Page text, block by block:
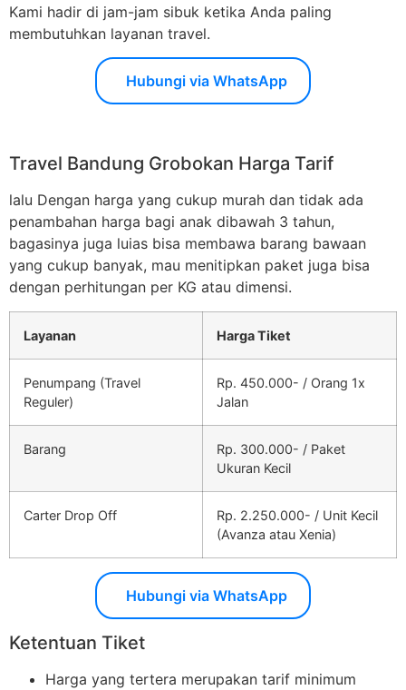
Kami hadir di jam-jam sibuk ketika Anda paling
membutuhkan layanan travel.
Hubungi via WhatsApp
Travel Bandung Grobokan Harga Tarif
lalu Dengan harga yang cukup murah dan tidak ada
penambahan harga bagi anak dibawah 3 tahun,
bagasinya juga luias bisa membawa barang bawaan
yang cukup banyak, mau menitipkan paket juga bisa
dengan perhitungan per KG atau dimensi.
Layanan Harga Tiket
Penumpang (Travel
Reguler)
Rp. 450.000- / Orang 1x
Jalan
Barang
Rp. 300.000- / Paket
Ukuran Kecil
Carter Drop Off
Rp. 2.250.000- / Unit Kecil
(Avanza atau Xenia)
Hubungi via WhatsApp
Ketentuan Tiket
Harga yang tertera merupakan tarif minimum